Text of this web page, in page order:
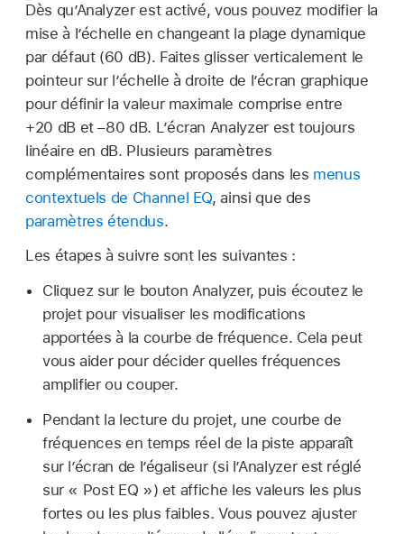
Dès qu’Analyzer est activé, vous pouvez modifier la
mise à l’échelle en changeant la plage dynamique
par défaut (60 dB). Faites glisser verticalement le
pointeur sur l’échelle à droite de l’écran graphique
pour définir la valeur maximale comprise entre
+20 dB et –80 dB. L’écran Analyzer est toujours
linéaire en dB. Plusieurs paramètres
complémentaires sont proposés dans les menus
contextuels de Channel EQ, ainsi que des
paramètres étendus.
Les étapes à suivre sont les suivantes :
Cliquez sur le bouton Analyzer, puis écoutez le
projet pour visualiser les modifications
apportées à la courbe de fréquence. Cela peut
vous aider pour décider quelles fréquences
amplifier ou couper.
Pendant la lecture du projet, une courbe de
fréquences en temps réel de la piste apparaît
sur l’écran de l’égaliseur (si l’Analyzer est réglé
sur « Post EQ ») et affiche les valeurs les plus
fortes ou les plus faibles. Vous pouvez ajuster